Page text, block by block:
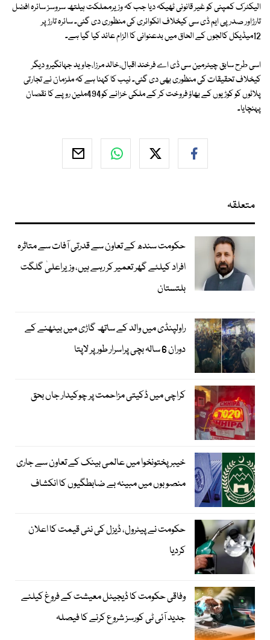
الیکٹرک کمپنی کو غیر قانونی ٹھیکہ دیا جب کہ وزیرمملکت ہیلتھ سروسز سائرہ افضل
تارڑاور صدر پی ایم ڈی سی کیخلاف انکوائری کی منظوری دی گئی۔ سائرہ تارڑ پر
12میڈیکل کالجوں کے الحاق میں بدعنوانی کا الزام عائد کیا گیا ہے۔
اسی طرح سابق چیئرمین سی ڈی اے فرخند اقبال،خالد مرزا،جاوید جہانگیرو دیگر
کیخلاف تحقیقات کی منظوری بھی دی گئی۔ نیب کا کہنا ہے کہ ملزمان نے تجارتی
پلاٹوں کو کوڑیوں کے بھاؤ فروخت کر کے ملکی خزانے کو494ملین روپے کا نقصان
پہنچایا۔
متعلقہ
حکومت سندھ کے تعاون سے قدرتی آفات سے متاثرہ
افراد کیلئے گھر تعمیر کر رہے ہیں، وزیراعلیٰ گلگت
بلتستان
راولپنڈی میں والد کے ساتھ گاڑی میں بیٹھنے کے
دوران 6 سالہ بچی پراسرار طور پر لاپتا
کراچی میں ڈکیتی مزاحمت پر چوکیدار جاں بحق
خیبرپختونخوا میں عالمی بینک کے تعاون سے جاری
منصوبوں میں مبینہ بے ضابطگیوں کا انکشاف
حکومت نے پیٹرول، ڈیزل کی نئی قیمت کا اعلان
کردیا
وفاقی حکومت کا ڈیجیٹل معیشت کے فروغ کیلئے
جدید آئی ٹی کورسز شروع کرنے کا فیصلہ